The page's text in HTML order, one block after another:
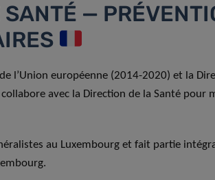
—
l’Union européenne (2014-2020) et la
avec la Direction de la Santé pour
au Luxembourg et fait partie